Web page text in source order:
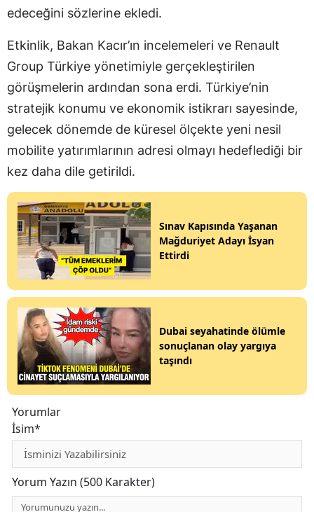
edeceğini sözlerine ekledi.
Etkinlik, Bakan Kacır’ın incelemeleri ve Renault
Group Türkiye yönetimiyle gerçekleştirilen
görüşmelerin ardından sona erdi. Türkiye’nin
stratejik konumu ve ekonomik istikrarı sayesinde,
gelecek dönemde de küresel ölçekte yeni nesil
mobilite yatırımlarının adresi olmayı hedeflediği bir
kez daha dile getirildi.
Sınav Kapısında Yaşanan
Mağduriyet Adayı İsyan
Ettirdi
Dubai seyahatinde ölümle
sonuçlanan olay yargıya
taşındı
Yorumlar
İsim*
Yorum Yazın (500 Karakter)